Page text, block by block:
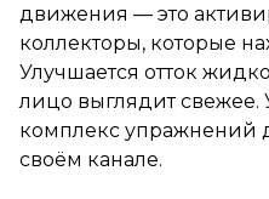
движения — это
коллекторы, которые
Улучшается отток
лицо выглядит свежее.
комплекс упражнений
своём канале.